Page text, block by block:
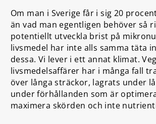
Om man i Sverige får i sig 20
än vad man egentligen behöver så
potentiellt utveckla brist på
livsmedel har inte alls samma täta
dessa. Vi lever i ett annat klimat.
livsmedelsaffärer har i många fall
över långa sträckor, lagrats under
under förhållanden som är
maximera skörden och inte